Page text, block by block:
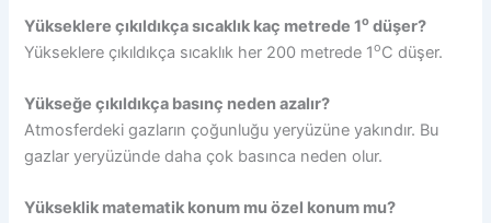
Yükseklere çıkıldıkça sıcaklık kaç metrede 1o düşer?
Yükseklere çıkıldıkça sıcaklık her 200 metrede 1oC düşer.
Yükseğe çıkıldıkça basınç neden azalır?
Atmosferdeki gazların çoğunluğu yeryüzüne yakındır. Bu
gazlar yeryüzünde daha çok basınca neden olur.
Yükseklik matematik konum mu özel konum mu?